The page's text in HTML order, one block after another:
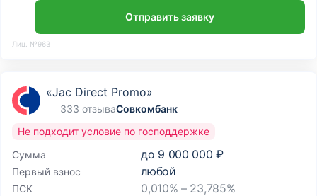
Отправить заявку
Лиц. №963
«Jac Direct Promo»
333 отзываСовкомбанк
Сумма до 9 000 000 ₽
Первый взнос любой
ПСК 0,010% – 23,785%
Не подходит условие по господдержке